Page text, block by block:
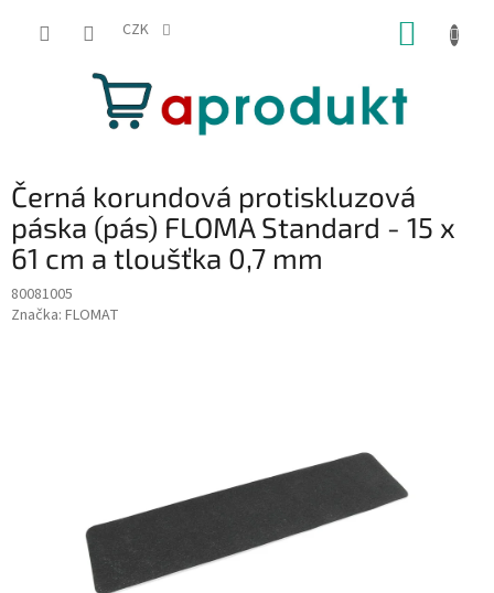
CZK
Černá korundová protiskluzová
páska (pás) FLOMA Standard - 15 x
61 cm a tloušťka 0,7 mm
80081005
Značka: FLOMAT